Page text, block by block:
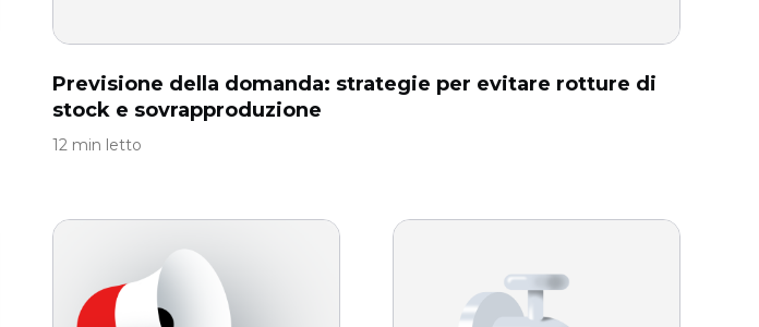
Previsione della domanda: strategie per evitare rotture di
stock e sovrapproduzione
12 min letto